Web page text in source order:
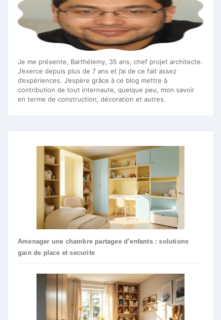
Je me présente, Barthélemy, 35 ans, chef projet architecte.
J’exerce depuis plus de 7 ans et j’ai de ce fait assez
d’expériences. J’espère grâce à ce blog mettre à
contribution de tout internaute, quelque peu, mon savoir
en terme de construction, décoration et autres.
Amenager une chambre partagee d’enfants : solutions
gain de place et securite